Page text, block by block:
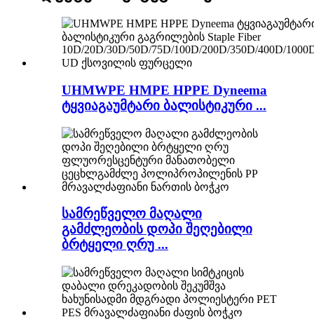
UHMWPE HMPE HPPE Dyneema
ტყვიაგაუმტარი ბალისტიკური ...
სამრეწველო მაღალი
გამძლეობის დოპი შეღებილი
ბრტყელი ღრუ ...